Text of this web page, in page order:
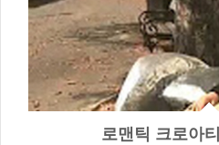
로맨틱 크로아